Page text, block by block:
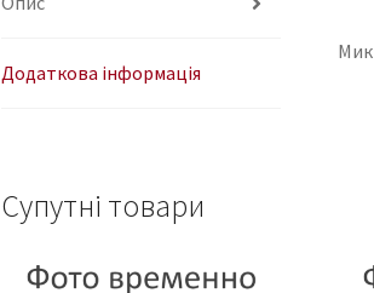
Додаткова інформація
Супутні товари